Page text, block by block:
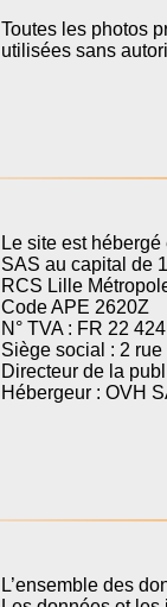
Toutes les photos
utilisées sans
Le site est
SAS au capital de
RCS Lille
Code APE 2620Z
N° TVA : FR 22
Siège social : 2
Directeur de la
Hébergeur : OVH
L’ensemble des